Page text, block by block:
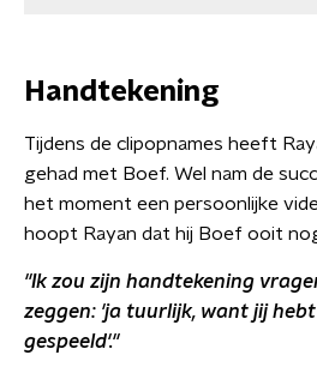
Handtekening
Tijdens de clipopnames heeft
gehad met Boef. Wel nam de
het moment een persoonlijke
hoopt Rayan dat hij Boef ooit
''Ik zou zijn handtekening
zeggen: 'ja tuurlijk, want jij
gespeeld'.''